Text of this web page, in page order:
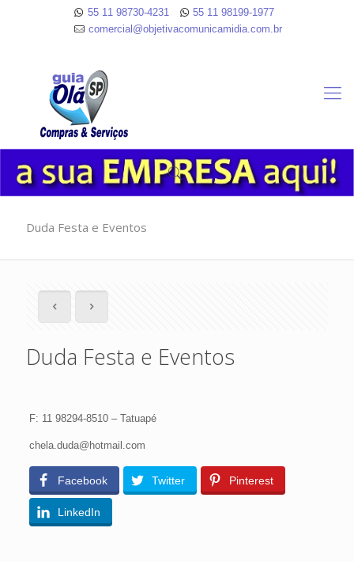
55 11 98730-4231
55 11 98199-1977
comercial@objetivacomunicamidia.com.br
Duda Festa e Eventos
Duda Festa e Eventos
F: 11 98294-8510 – Tatuapé
chela.duda@hotmail.com
Facebook Twitter Pinterest
LinkedIn